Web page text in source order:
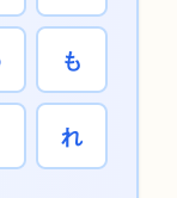
も
れ